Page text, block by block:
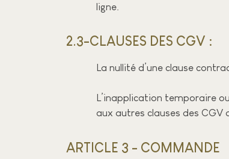
ligne.
2.3-CLAUSES DES CGV :​
La nullité d’une clause
L’inapplication temporaire
aux autres clauses des
ARTICLE 3 - COMMANDE​